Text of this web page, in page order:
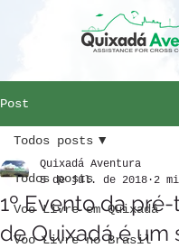
Post
Todos posts
Voo Livre em Quixadá
Voo Livre no Brasil
Todos posts
1º Evento da
de Quixadá é um
Quixadá Aventura
5 de jul. de 2018 2